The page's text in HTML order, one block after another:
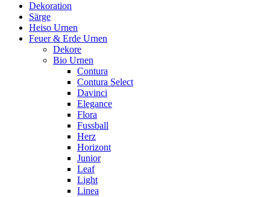
Dekoration
Särge
Heiso Urnen
Feuer & Erde Urnen
Dekore
Bio Urnen
Contura
Contura Select
Davinci
Elegance
Flora
Fussball
Herz
Horizont
Junior
Leaf
Light
Linea